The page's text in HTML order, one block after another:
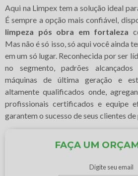
Aqui na Limpex tem a solução ideal
É sempre a opção mais confiável,
limpeza pós obra em fortaleza
Mas não é só isso, só aqui você ainda
em um só lugar. Reconhecida por ser
no segmento, padrões
máquinas de última geração e
altamente qualificados onde,
profissionais certificados e equipe
garantem o sucesso de seus clientes
FAÇA UM
Digite seu email